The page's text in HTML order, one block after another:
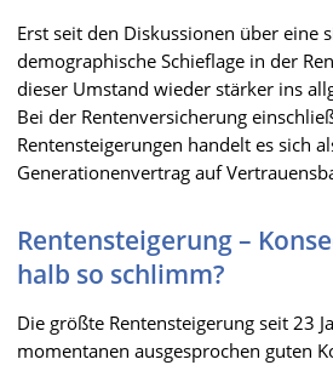
Erst seit den Diskussionen über eine
demographische Schieflage in der
dieser Umstand wieder stärker ins
Bei der Rentenversicherung
Rentensteigerungen handelt es sich
Generationenvertrag auf
Rentensteigerung –
halb so schlimm?
Die größte Rentensteigerung seit 23
momentanen ausgesprochen guten